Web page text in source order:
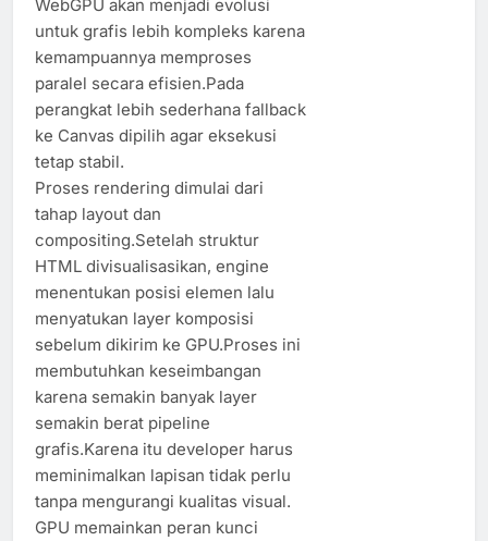
WebGPU akan menjadi evolusi
untuk grafis lebih kompleks karena
kemampuannya memproses
paralel secara efisien.Pada
perangkat lebih sederhana fallback
ke Canvas dipilih agar eksekusi
tetap stabil.
Proses rendering dimulai dari
tahap layout dan
compositing.Setelah struktur
HTML divisualisasikan, engine
menentukan posisi elemen lalu
menyatukan layer komposisi
sebelum dikirim ke GPU.Proses ini
membutuhkan keseimbangan
karena semakin banyak layer
semakin berat pipeline
grafis.Karena itu developer harus
meminimalkan lapisan tidak perlu
tanpa mengurangi kualitas visual.
GPU memainkan peran kunci